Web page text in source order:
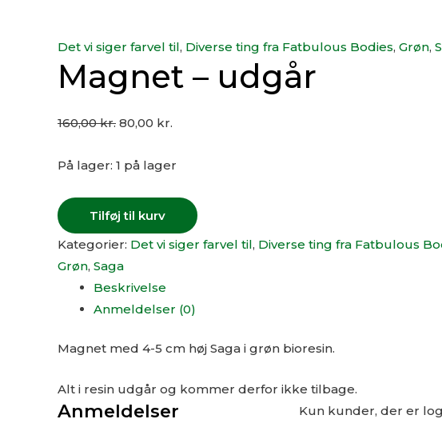
Det vi siger farvel til, Diverse ting fra Fatbulous Bodies, Grøn,
Magnet – udgår
160,00kr. 80,00 kr.
På lager: 1 på lager
Tilføj til kurv
Kategorier: Det vi siger farvel til, Diverse ting fra Fatbulous
Grøn, Saga
Beskrivelse
Anmeldelser (0)
Magnet med 4-5 cm høj Saga i grøn bioresin.
Alt i resin udgår og kommer derfor ikke tilbage.
Anmeldelser Kun kunder, der er